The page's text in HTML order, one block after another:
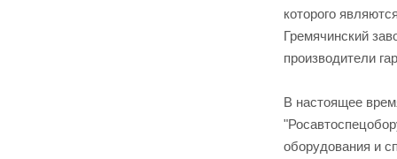
которого
Гремячинский
производители
В настоящее
оборудования и